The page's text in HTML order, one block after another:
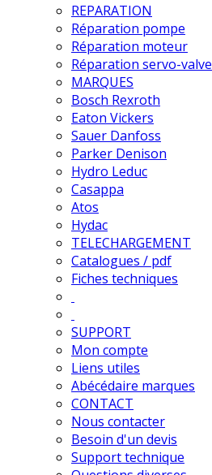
REPARATION
Réparation pompe
Réparation moteur
Réparation servo-valve
MARQUES
Bosch Rexroth
Eaton Vickers
Sauer Danfoss
Parker Denison
Hydro Leduc
Casappa
Atos
Hydac
TELECHARGEMENT
Catalogues / pdf
Fiches techniques
SUPPORT
Mon compte
Liens utiles
Abécédaire marques
CONTACT
Nous contacter
Besoin d'un devis
Support technique